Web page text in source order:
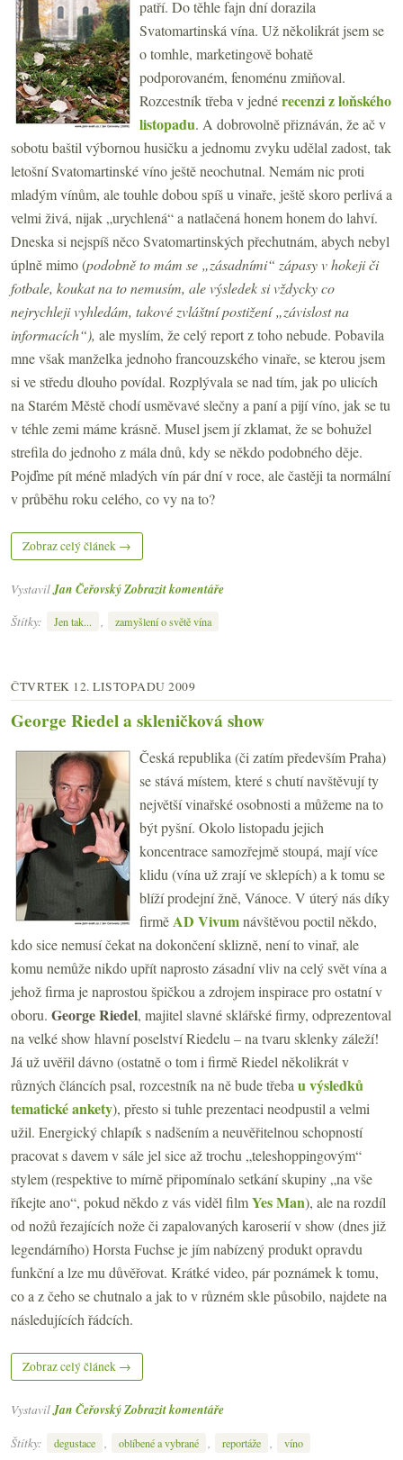
patří. Do těhle fajn dní dorazila
Svatomartinská vína. Už několikrát jsem se
o tomhle, marketingově bohatě
podporovaném, fenoménu zmiňoval.
Rozcestník třeba v jednérecenzi z loňského
listopadu. A dobrovolně přiznáván, že ač v
sobotu baštil výbornou husičku a jednomu zvyku udělal zadost, tak
letošní Svatomartinské víno ještě neochutnal. Nemám nic proti
mladým vínům, ale touhle dobou spíš u vinaře, ještě skoro perlivá a
velmi živá, nijak „urychlená“ a natlačená honem honem do lahví.
Dneska si nejspíš něco Svatomartinských přechutnám, abych nebyl
úplně mimo (podobně to mám se „zásadními“ zápasy v hokeji či
fotbale, koukat na to nemusím, ale výsledek si vždycky co
nejrychleji vyhledám, takové zvláštní postižení „závislost na
informacích“), ale myslím, že celý report z toho nebude. Pobavila
mne však manželka jednoho francouzského vinaře, se kterou jsem
si ve středu dlouho povídal. Rozplývala se nad tím, jak po ulicích
na Starém Městě chodí usměvavé slečny a paní a pijí víno, jak se tu
v téhle zemi máme krásně. Musel jsem jí zklamat, že se bohužel
strefila do jednoho z mála dnů, kdy se někdo podobného děje.
Pojďme pít méně mladých vín pár dní v roce, ale častěji ta normální
v průběhu roku celého, co vy na to?
Zobraz celý článek →
Vystavil Jan ČeřovskýZobrazit komentáře
Štítky:
Jen tak... , zamyšlení o světě vína
ČTVRTEK 12. LISTOPADU 2009
George Riedel a skleničková show
Česká republika (či zatím především Praha)
se stává místem, které s chutí navštěvují ty
největší vinařské osobnosti a můžeme na to
být pyšní. Okolo listopadu jejich
koncentrace samozřejmě stoupá, mají více
klidu (vína už zrají ve sklepích) a k tomu se
blíží prodejní žně, Vánoce. V úterý nás díky
firměAD Vivumnávštěvou poctil někdo,
kdo sice nemusí čekat na dokončení sklizně, není to vinař, ale
komu nemůže nikdo upřít naprosto zásadní vliv na celý svět vína a
jehož firma je naprostou špičkou a zdrojem inspirace pro ostatní v
oboru. George Riedel, majitel slavné sklářské firmy, odprezentoval
na velké show hlavní poselství Riedelu – na tvaru sklenky záleží!
Já už uvěřil dávno (ostatně o tom i firmě Riedel několikrát v
různých článcích psal, rozcestník na ně bude třeba u výsledků
tematické ankety), přesto si tuhle prezentaci neodpustil a velmi
užil. Energický chlapík s nadšením a neuvěřitelnou schopností
pracovat s davem v sále jel sice až trochu „teleshoppingovým“
stylem (respektive to mírně připomínalo setkání skupiny „na vše
říkejte ano“, pokud někdo z vás viděl filmYes Man), ale na rozdíl
od nožů řezajících nože či zapalovaných karoserií v show (dnes již
legendárního) Horsta Fuchse je jím nabízený produkt opravdu
funkční a lze mu důvěřovat. Krátké video, pár poznámek k tomu,
co a z čeho se chutnalo a jak to v různém skle působilo, najdete na
následujících řádcích.
Zobraz celý článek →
VystavilJan ČeřovskýZobrazit komentáře
Štítky:
degustace oblíbené a vybrané reportáže víno